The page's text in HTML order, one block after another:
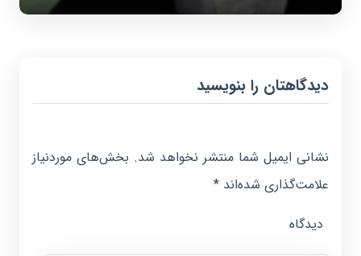
دیدگاهتان را بنویسید
نشانی ایمیل شما منتشر نخواهد شد. بخش‌های موردنیاز
علامت‌گذاری شده‌اند*
دیدگاه